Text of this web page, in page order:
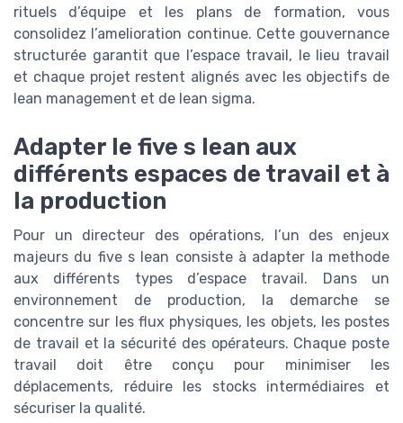
rituels d’équipe et les plans de formation, vous
consolidez l’amelioration continue. Cette gouvernance
structurée garantit que l’espace travail, le lieu travail
et chaque projet restent alignés avec les objectifs de
lean management et de lean sigma.
Adapter le five s lean aux
différents espaces de travail et à
la production
Pour un directeur des opérations, l’un des enjeux
majeurs du five s lean consiste à adapter la methode
aux différents types d’espace travail. Dans un
environnement de production, la demarche se
concentre sur les flux physiques, les objets, les postes
de travail et la sécurité des opérateurs. Chaque poste
travail doit être conçu pour minimiser les
déplacements, réduire les stocks intermédiaires et
sécuriser la qualité.